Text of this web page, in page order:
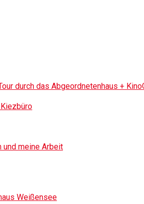
durch das Abgeordnetenhaus +
und meine Arbeit
Weißensee